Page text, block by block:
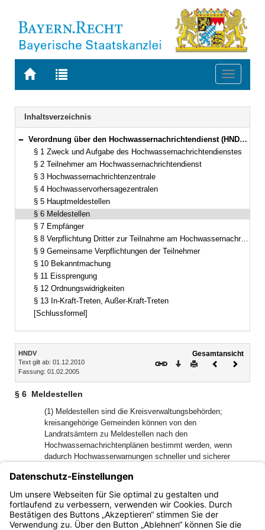
Zur
BAYERN.RECHT
Zur
letzten
Suche
Toggle
Navigation
Inhaltsverzeichnis
Bereich reduzieren
Verordnung über den Hochwassernachrichtendienst (HNDV) Vom 10. Januar 2005 (GVBl. S. 11) BayRS 753-1-8-U (§§ 1–13)
§ 1 Zweck und Aufgabe des Hochwassernachrichtendienstes
§ 2 Teilnehmer am Hochwassernachrichtendienst
§ 3 Hochwassernachrichtenzentrale
§ 4 Hochwasservorhersagezentralen
§ 5 Hauptmeldestellen
§ 6 Meldestellen
§ 7 Empfänger
§ 8 Verpflichtung Dritter zur Teilnahme am Hochwassernachrichtendienst
§ 9 Gemeinsame Verpflichtungen der Teilnehmer
§ 10 Bekanntmachung
§ 11 Eissprengung
§ 12 Ordnungswidrigkeiten
§ 13 In-Kraft-Treten, Außer-Kraft-Treten
[Schlussformel]
Inhalt
HNDV
Text gilt ab: 01.12.2010
Fassung: 01.02.2005
Gesamtansicht
Download
DruckenVorheriges
§ 6 Meldestellen
(1) Meldestellen sind die Kreisverwaltungsbehörden;
kreisangehörige Gemeinden können von den
Landratsämtern zu Meldestellen nach den
Hochwassernachrichtenplänen bestimmt werden, wenn
dadurch Hochwasserwarnungen schneller und sicherer
(2) Die Meldestellen haben eingegangene
Hochwasserwarnungen nach den
Hochwassernachrichtenplänen unverändert weiterzugeben.